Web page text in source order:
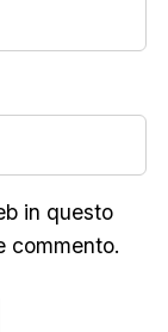
in questo
commento.